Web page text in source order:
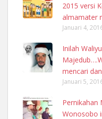
2015 versi
almamater
Januari 4,
Inilah
mencari
Januari 5,
Pernikahan
Wonosobo